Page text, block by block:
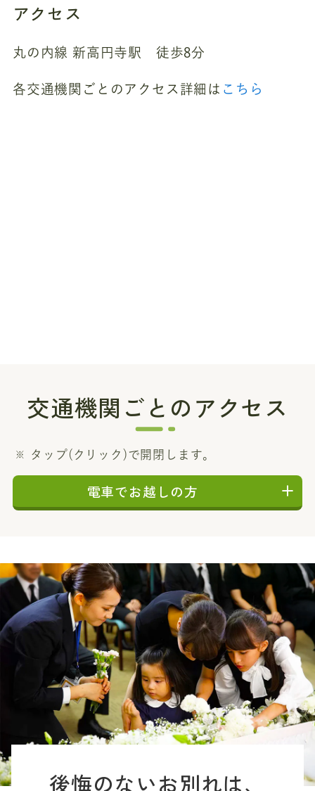
アクセス
丸の内線 新高円寺駅 徒歩8分
各交通機関ごとのアクセス詳細は こちら
交通機関ごとのアクセス
タップ(クリック)で開閉します。
電車でお越しの方
後悔のないお別れは、